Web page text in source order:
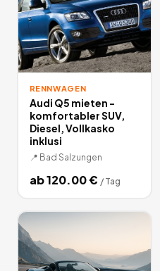
RENNWAGEN
Audi Q5 mieten -
komfortabler SUV,
Diesel, Vollkasko
inklusi
📍 Bad Salzungen
ab120.00€ / Tag